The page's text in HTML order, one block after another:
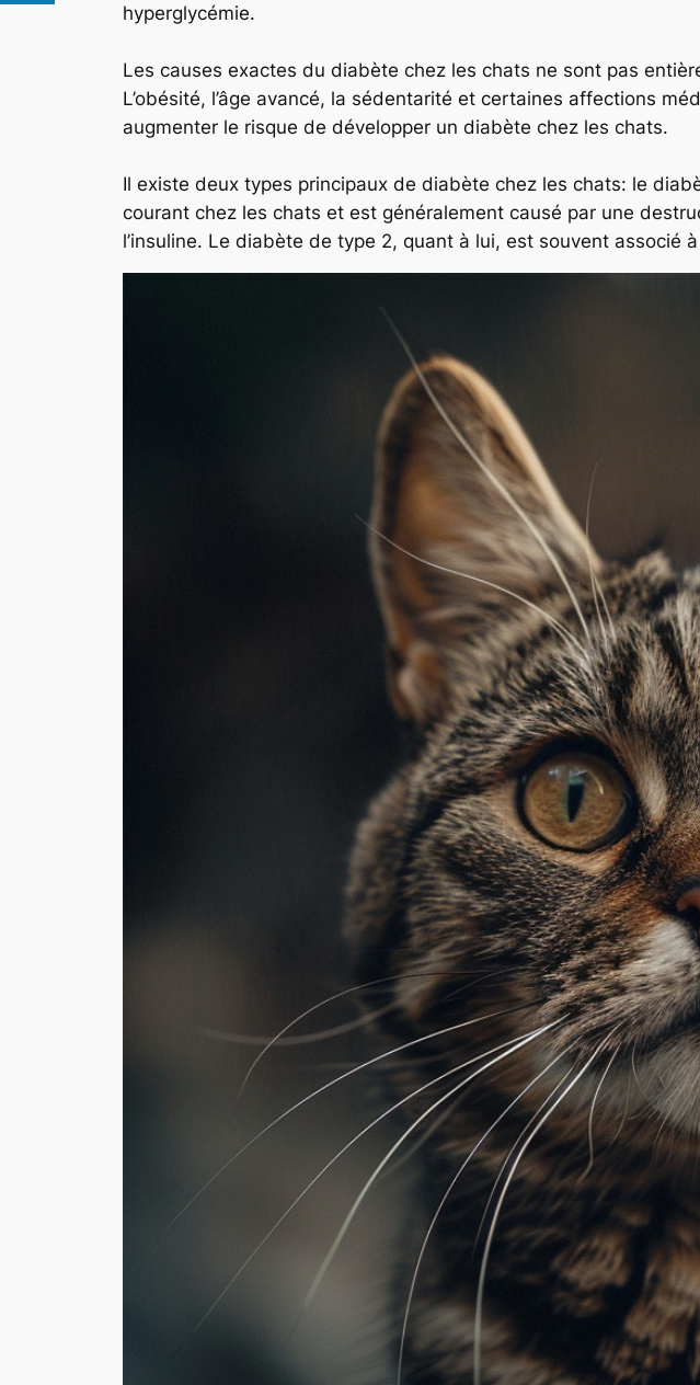
hyperglycémie.
Les causes exactes du diabète chez les chats ne sont pas
L’obésité, l’âge avancé, la sédentarité et certaines affections
augmenter le risque de développer un diabète chez les chats.
Il existe deux types principaux de diabète chez les chats: le
courant chez les chats et est généralement causé par une
l’insuline. Le diabète de type 2, quant à lui, est souvent associé